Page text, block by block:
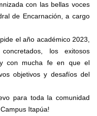
con las bellas voces
de Encarnación, a cargo
el año académico 2023,
los exitosos
y con mucha fe en que el
objetivos y desafíos del
para toda la comunidad
Itapúa!